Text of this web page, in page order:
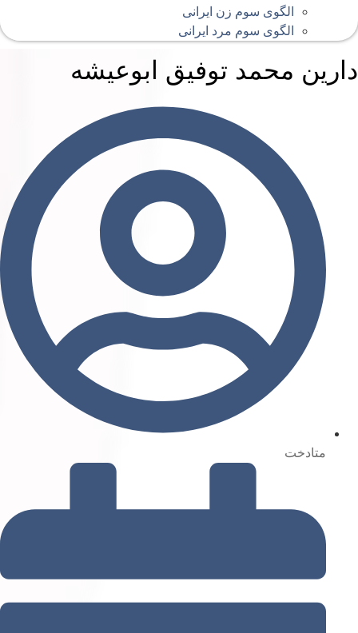
الگوی سوم زن ایرانی
الگوی سوم مرد ایرانی
محمد توفیق ابوعیشه
متادخت